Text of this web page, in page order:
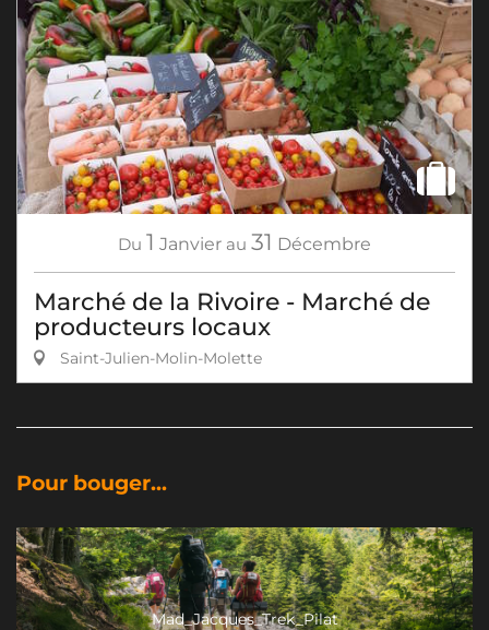
Du 1 Janvier au 31 Décembre
Marché de la Rivoire - Marché de
producteurs locaux
Saint-Julien-Molin-Molette
Pour bouger...
Mad_Jacques_Trek_Pilat